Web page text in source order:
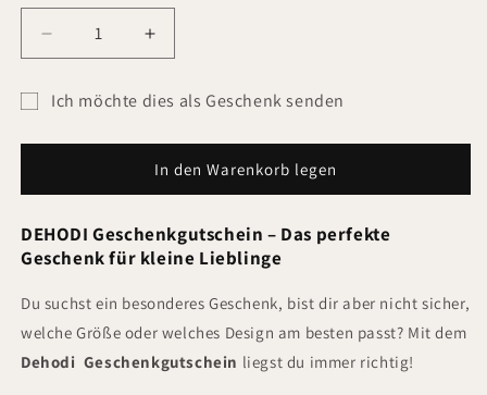
Verringere
die
Menge
für
Erhöhe
die
Menge
für
Ich möchte dies als Geschenk senden
des
minimiert
In den Warenkorb legen
DEHODI Geschenkgutschein – Das perfekte
Geschenk für kleine Lieblinge
Du suchst ein besonderes Geschenk, bist dir aber nicht sicher,
welche Größe oder welches Design am besten passt? Mit dem
Dehodi Geschenkgutschein liegst du immer richtig!